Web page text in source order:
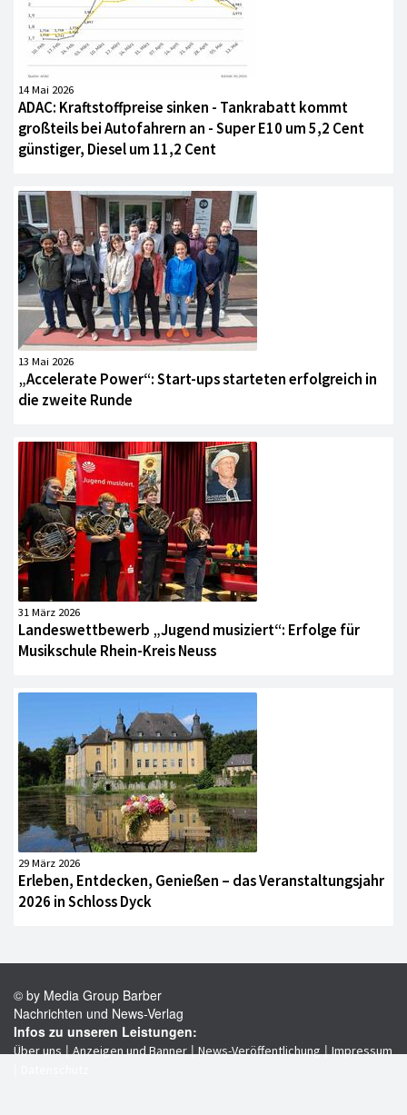
14 Mai 2026
ADAC: Kraftstoffpreise sinken - Tankrabatt kommt
großteils bei Autofahrern an - Super E10 um 5,2 Cent
günstiger, Diesel um 11,2 Cent
13 Mai 2026
„Accelerate Power“: Start-ups starteten erfolgreich in
die zweite Runde
31 März 2026
Landeswettbewerb „Jugend musiziert“: Erfolge für
Musikschule Rhein-Kreis Neuss
29 März 2026
Erleben, Entdecken, Genießen – das Veranstaltungsjahr
2026 in Schloss Dyck
© by Media Group Barber
Nachrichten und News-Verlag
Infos zu unseren Leistungen:
Über uns|Anzeigen und Banner|News-Veröffentlichung|Impressum